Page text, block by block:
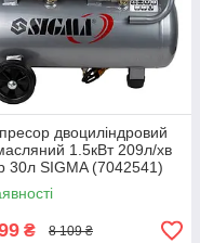
двоциліндровий
1.5кВт 209л/хв
30л SIGMA (7042541)
₴ 8 109 ₴